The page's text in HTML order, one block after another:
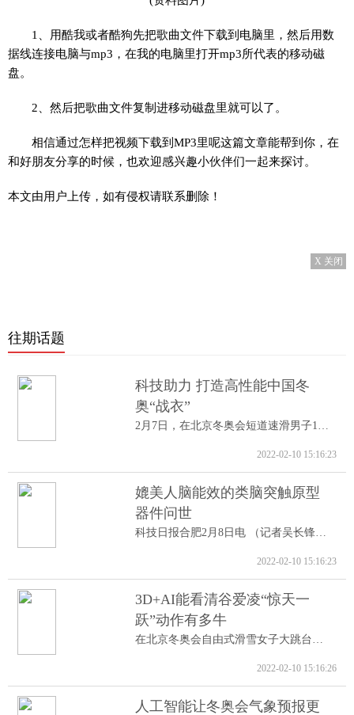
1、用酷我或者酷狗先把歌曲文件下载到电脑里，然后用数
据线连接电脑与mp3，在我的电脑里打开mp3所代表的移动磁
盘。
2、然后把歌曲文件复制进移动磁盘里就可以了。
相信通过怎样把视频下载到MP3里呢这篇文章能帮到你，在
和好朋友分享的时候，也欢迎感兴趣小伙伴们一起来探讨。
本文由用户上传，如有侵权请联系删除！
X 关闭
往期话题
科技助力 打造高性能中国冬
奥“战衣”
2022-02-10 15:16:23
媲美人脑能效的类脑突触原型
器件问世
2022-02-10 15:16:23
3D+AI能看清谷爱凌“惊天一
跃”动作有多牛
2022-02-10 15:16:26
人工智能让冬奥会气象预报更